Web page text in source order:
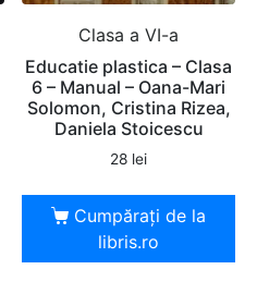
Clasa a VI-a
Educatie plastica – Clasa
6 – Manual – Oana-Mari
Solomon, Cristina Rizea,
Daniela Stoicescu
28 lei
Cumpărați de la
libris.ro